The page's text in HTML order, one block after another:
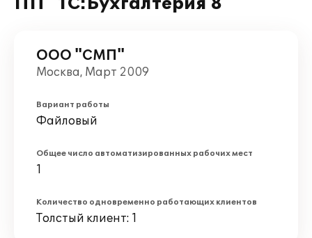
ООО "СМП"
Москва, Март 2009
Вариант работы
Файловый
Общее число автоматизированных рабочих мест
1
Количество одновременно работающих клиентов
Толстый клиент: 1